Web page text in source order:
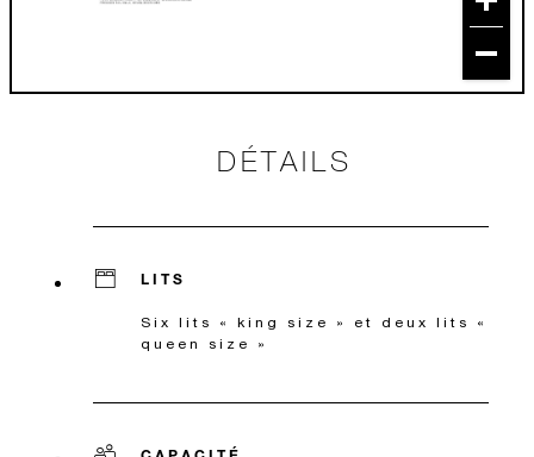
DÉTAILS
LITS
Six lits « king size » et deux lits «
queen size »